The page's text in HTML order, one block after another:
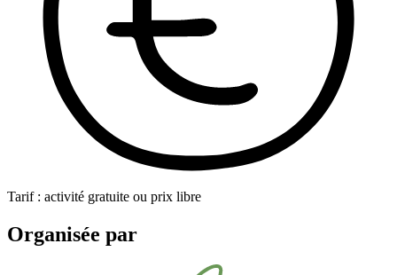
Tarif : activité gratuite ou prix libre
Organisée par